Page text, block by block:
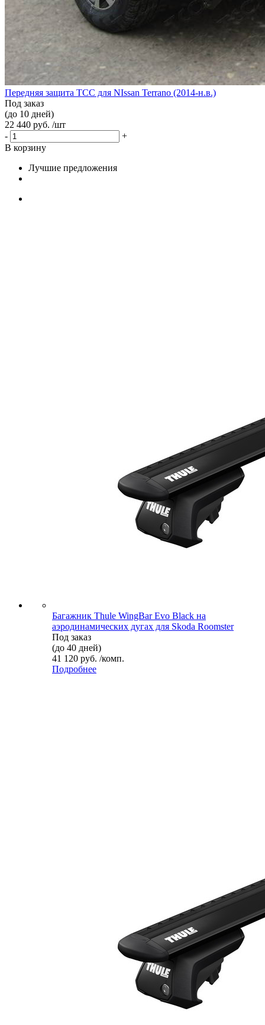
Передняя защита TCC для NIssan Terrano (2014-н.в.)
Под заказ
(до 10 дней)
22 440 руб. /шт
-
+
В корзину
Лучшие предложения
Багажник Thule WingBar Evo Black на
аэродинамических дугах для Skoda Roomster
Под заказ
(до 40 дней)
41 120 руб. /комп.
Подробнее